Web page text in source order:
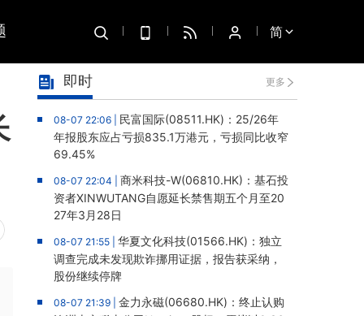
简
即时 更多
08-07 22:06 | 民富国际(08511.HK)：25/26年
年报股东应占亏损835.1万港元，亏损同比收窄
69.45%
08-07 22:04 | 商米科技-W(06810.HK)：基石投
资者XINWUTANG自愿延长禁售期五个月至20
27年3月28日
08-07 21:55 | 华夏文化科技(01566.HK)：独立
调查完成未发现欺诈挪用证据，报告获采纳，
股份继续停牌
08-07 21:39 | 金力永磁(06680.HK)：终止认购